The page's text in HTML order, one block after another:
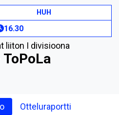
HUH
16.30
liiton I divisioona
Otteluraportti